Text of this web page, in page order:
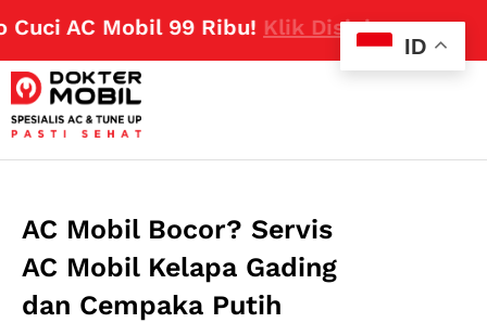
AC Mobil 99 Ribu!Klik Disini
AC Mobil Bocor? Servis
AC Mobil Kelapa Gading
dan Cempaka Putih
ID